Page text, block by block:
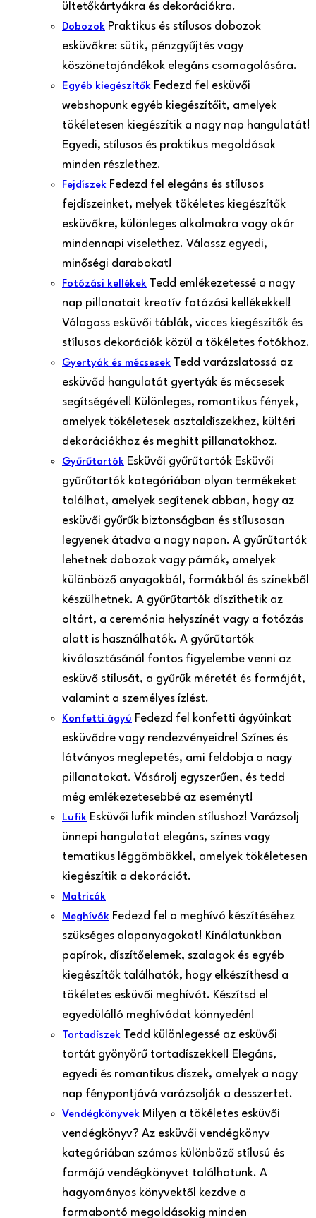
ültetőkártyákra és dekorációkra.
Dobozok Praktikus és stílusos dobozok
esküvőkre: sütik, pénzgyűjtés vagy
köszönetajándékok elegáns csomagolására.
Egyéb kiegészítők Fedezd fel esküvői
webshopunk egyéb kiegészítőit, amelyek
tökéletesen kiegészítik a nagy nap hangulatát!
Egyedi, stílusos és praktikus megoldások
minden részlethez.
Fejdíszek Fedezd fel elegáns és stílusos
fejdíszeinket, melyek tökéletes kiegészítők
esküvőkre, különleges alkalmakra vagy akár
mindennapi viselethez. Válassz egyedi,
minőségi darabokat!
Fotózási kellékek Tedd emlékezetessé a nagy
nap pillanatait kreatív fotózási kellékekkel!
Válogass esküvői táblák, vicces kiegészítők és
stílusos dekorációk közül a tökéletes fotókhoz.
Gyertyák és mécsesek Tedd varázslatossá az
esküvőd hangulatát gyertyák és mécsesek
segítségével! Különleges, romantikus fények,
amelyek tökéletesek asztaldíszekhez, kültéri
dekorációkhoz és meghitt pillanatokhoz.
Gyűrűtartók Esküvői gyűrűtartók Esküvői
gyűrűtartók kategóriában olyan termékeket
találhat, amelyek segítenek abban, hogy az
esküvői gyűrűk biztonságban és stílusosan
legyenek átadva a nagy napon. A gyűrűtartók
lehetnek dobozok vagy párnák, amelyek
különböző anyagokból, formákból és színekből
készülhetnek. A gyűrűtartók díszíthetik az
oltárt, a ceremónia helyszínét vagy a fotózás
alatt is használhatók. A gyűrűtartók
kiválasztásánál fontos figyelembe venni az
esküvő stílusát, a gyűrűk méretét és formáját,
valamint a személyes ízlést.
Konfetti ágyú Fedezd fel konfetti ágyúinkat
esküvődre vagy rendezvényeidre! Színes és
látványos meglepetés, ami feldobja a nagy
pillanatokat. Vásárolj egyszerűen, és tedd
még emlékezetesebbé az eseményt!
Lufik Esküvői lufik minden stílushoz! Varázsolj
ünnepi hangulatot elegáns, színes vagy
tematikus léggömbökkel, amelyek tökéletesen
kiegészítik a dekorációt.
Matricák
Meghívók Fedezd fel a meghívó készítéséhez
szükséges alapanyagokat! Kínálatunkban
papírok, díszítőelemek, szalagok és egyéb
kiegészítők találhatók, hogy elkészíthesd a
tökéletes esküvői meghívót. Készítsd el
egyedülálló meghívódat könnyedén!
Tortadíszek Tedd különlegessé az esküvői
tortát gyönyörű tortadíszekkel! Elegáns,
egyedi és romantikus díszek, amelyek a nagy
nap fénypontjává varázsolják a desszertet.
Vendégkönyvek Milyen a tökéletes esküvői
vendégkönyv? Az esküvői vendégkönyv
kategóriában számos különböző stílusú és
formájú vendégkönyvet találhatunk. A
hagyományos könyvektől kezdve a
formabontó megoldásokig minden